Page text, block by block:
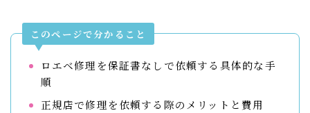
このページで分かること
ロエベ修理を保証書なしで依頼する具体的な手
順
正規店で修理を依頼する際のメリットと費用